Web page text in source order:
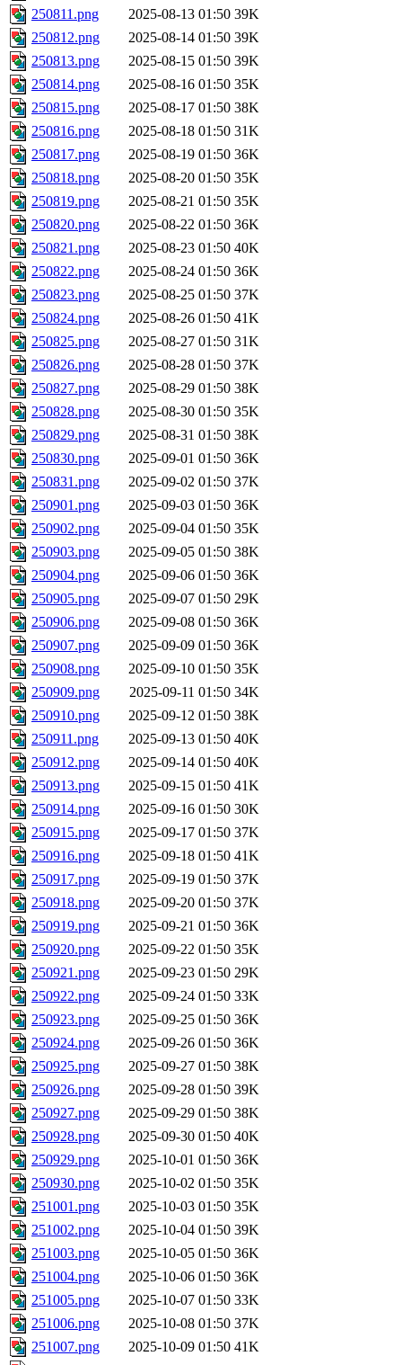
250811.png
2025-08-13 01:50 39K
250812.png
2025-08-14 01:50 39K
250813.png
2025-08-15 01:50 39K
250814.png
2025-08-16 01:50 35K
250815.png
2025-08-17 01:50 38K
250816.png
2025-08-18 01:50 31K
250817.png
2025-08-19 01:50 36K
250818.png
2025-08-20 01:50 35K
250819.png
2025-08-21 01:50 35K
250820.png
2025-08-22 01:50 36K
250821.png
2025-08-23 01:50 40K
250822.png
2025-08-24 01:50 36K
250823.png
2025-08-25 01:50 37K
250824.png
2025-08-26 01:50 41K
250825.png
2025-08-27 01:50 31K
250826.png
2025-08-28 01:50 37K
250827.png
2025-08-29 01:50 38K
250828.png
2025-08-30 01:50 35K
250829.png
2025-08-31 01:50 38K
250830.png
2025-09-01 01:50 36K
250831.png
2025-09-02 01:50 37K
250901.png
2025-09-03 01:50 36K
250902.png
2025-09-04 01:50 35K
250903.png
2025-09-05 01:50 38K
250904.png
2025-09-06 01:50 36K
250905.png
2025-09-07 01:50 29K
250906.png
2025-09-08 01:50 36K
250907.png
2025-09-09 01:50 36K
250908.png
2025-09-10 01:50 35K
250909.png
2025-09-11 01:50 34K
250910.png
2025-09-12 01:50 38K
250911.png
2025-09-13 01:50 40K
250912.png
2025-09-14 01:50 40K
250913.png
2025-09-15 01:50 41K
250914.png
2025-09-16 01:50 30K
250915.png
2025-09-17 01:50 37K
250916.png
2025-09-18 01:50 41K
250917.png
2025-09-19 01:50 37K
250918.png
2025-09-20 01:50 37K
250919.png
2025-09-21 01:50 36K
250920.png
2025-09-22 01:50 35K
250921.png
2025-09-23 01:50 29K
250922.png
2025-09-24 01:50 33K
250923.png
2025-09-25 01:50 36K
250924.png
2025-09-26 01:50 36K
250925.png
2025-09-27 01:50 38K
250926.png
2025-09-28 01:50 39K
250927.png
2025-09-29 01:50 38K
250928.png
2025-09-30 01:50 40K
250929.png
2025-10-01 01:50 36K
250930.png
2025-10-02 01:50 35K
251001.png
2025-10-03 01:50 35K
251002.png
2025-10-04 01:50 39K
251003.png
2025-10-05 01:50 36K
251004.png
2025-10-06 01:50 36K
251005.png
2025-10-07 01:50 33K
251006.png
2025-10-08 01:50 37K
251007.png
2025-10-09 01:50 41K